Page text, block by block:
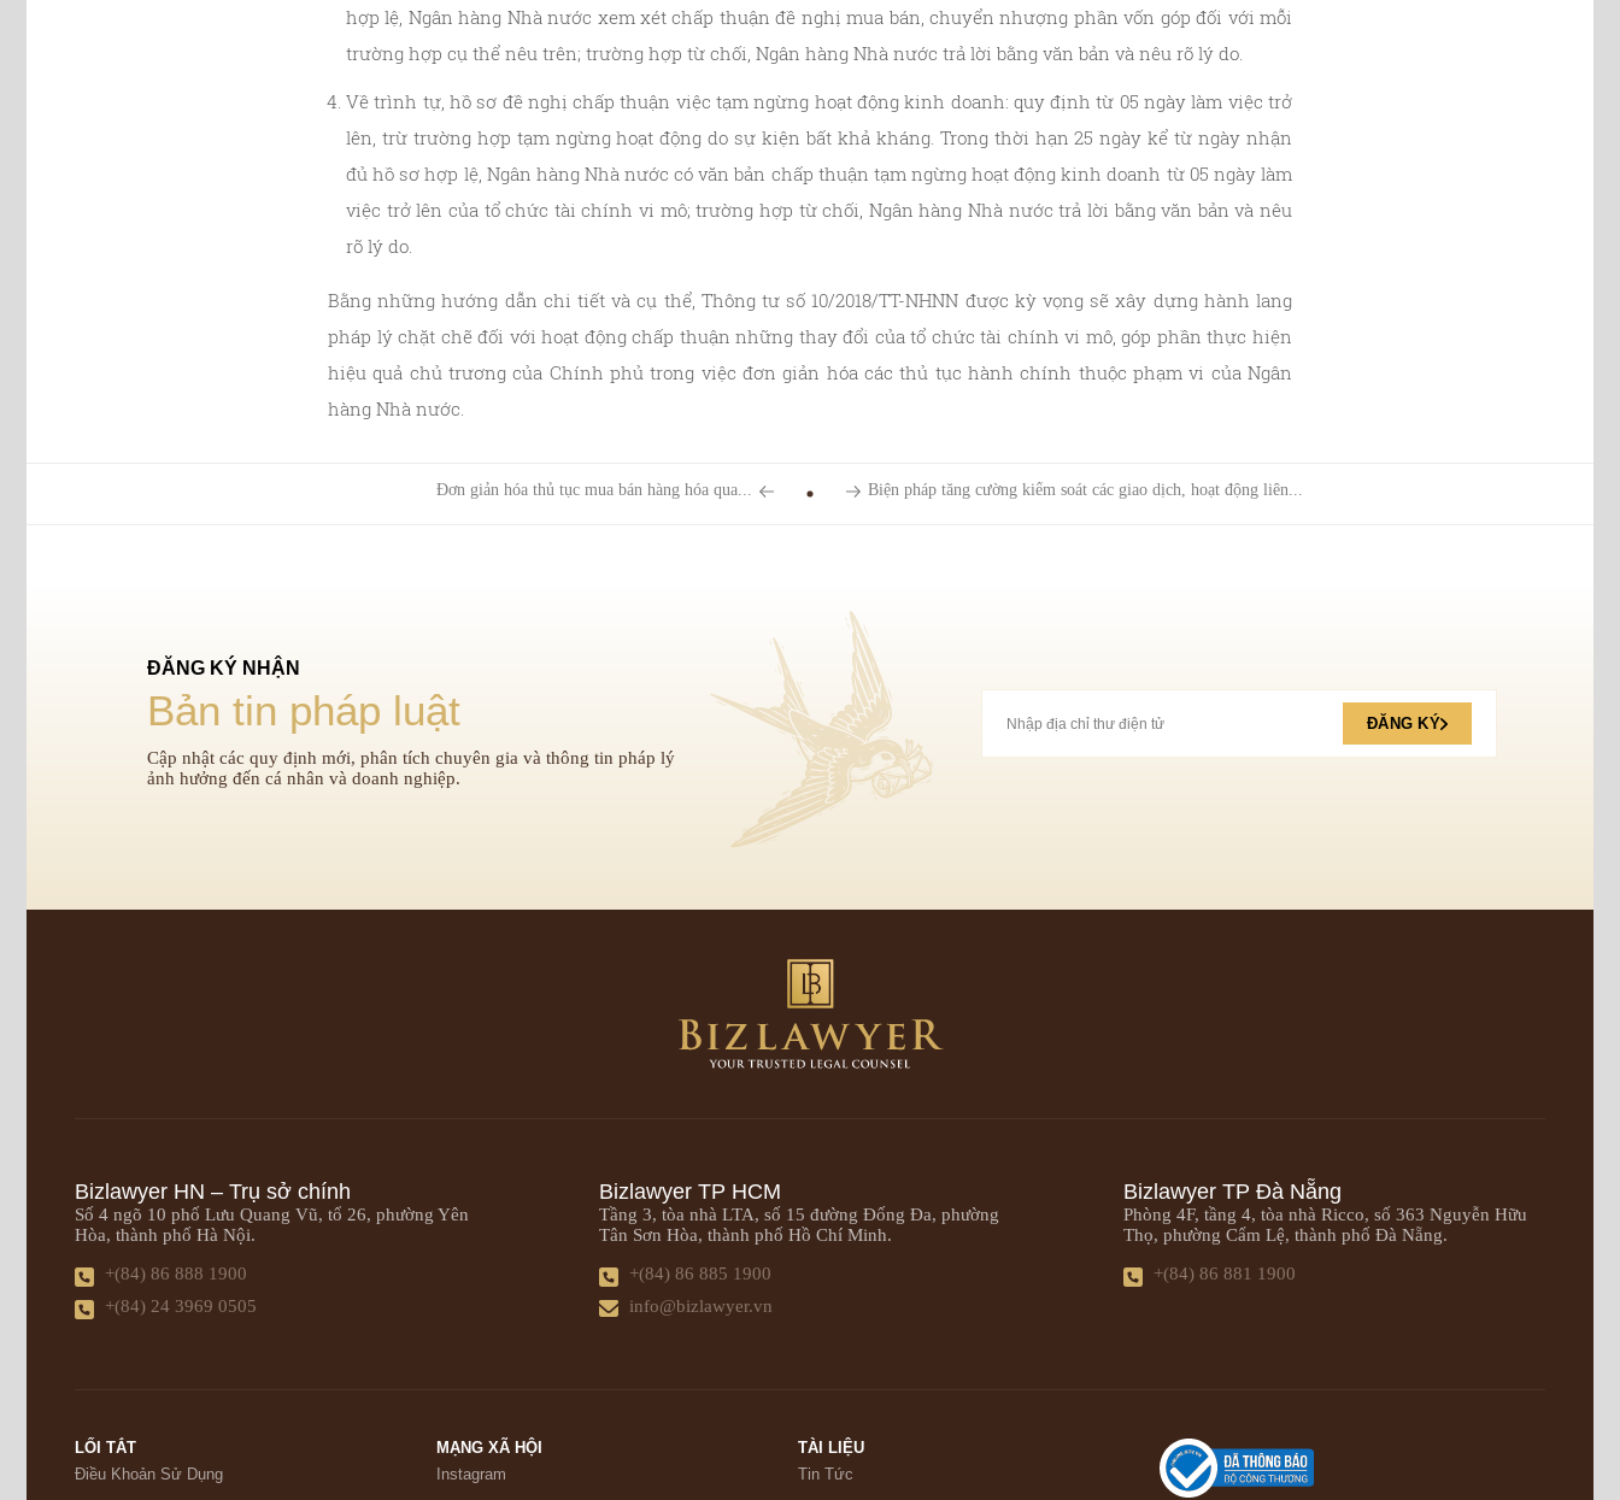
hợp lệ, Ngân hàng Nhà nước xem xét chấp thuận đề nghị mua bán, chuyển nhượng phần vốn góp đối với mỗi
trường hợp cụ thể nêu trên; trường hợp từ chối, Ngân hàng Nhà nước trả lời bằng văn bản và nêu rõ lý do.
Về trình tự, hồ sơ đề nghị chấp thuận việc tạm ngừng hoạt động kinh doanh: quy định từ 05 ngày làm việc trở
lên, trừ trường hợp tạm ngừng hoạt động do sự kiện bất khả kháng. Trong thời hạn 25 ngày kể từ ngày nhận
đủ hồ sơ hợp lệ, Ngân hàng Nhà nước có văn bản chấp thuận tạm ngừng hoạt động kinh doanh từ 05 ngày làm
việc trở lên của tổ chức tài chính vi mô; trường hợp từ chối, Ngân hàng Nhà nước trả lời bằng văn bản và nêu
rõ lý do.
Bằng những hướng dẫn chi tiết và cụ thể, Thông tư số 10/2018/TT-NHNN được kỳ vọng sẽ xây dựng hành lang
pháp lý chặt chẽ đối với hoạt động chấp thuận những thay đổi của tổ chức tài chính vi mô, góp phần thực hiện
hiệu quả chủ trương của Chính phủ trong việc đơn giản hóa các thủ tục hành chính thuộc phạm vi của Ngân
hàng Nhà nước.
Đơn giản hóa thủ tục mua bán hàng hóa qua... Biện pháp tăng cường kiểm soát các giao dịch, hoạt động liên...
ĐĂNG KÝ NHẬN
Bản tin pháp luật
Cập nhật các quy định mới, phân tích chuyên gia và thông tin pháp lý
ảnh hưởng đến cá nhân và doanh nghiệp.
ĐĂNG KÝ
Bizlawyer HN – Trụ sở chính
Số 4 ngõ 10 phố Lưu Quang Vũ, tổ 26, phường Yên
Hòa, thành phố Hà Nội.
+(84) 86 888 1900
+(84) 24 3969 0505
Bizlawyer TP HCM
Tầng 3, tòa nhà LTA, số 15 đường Đống Đa, phường
Tân Sơn Hòa, thành phố Hồ Chí Minh.
+(84) 86 885 1900
info@bizlawyer.vn
Bizlawyer TP Đà Nẵng
Phòng 4F, tầng 4, tòa nhà Ricco, số 363 Nguyễn Hữu
Thọ, phường Cẩm Lệ, thành phố Đà Nẵng.
+(84) 86 881 1900
LỐI TẮT
Điều Khoản Sử Dụng
MẠNG XÃ HỘI
Instagram
TÀI LIỆU
Tin Tức